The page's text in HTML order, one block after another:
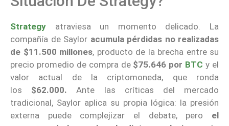
Strategy
atraviesa un momento delicado. La
compañía de Saylor acumula pérdidas no realizadas
de $11.500 millones, producto de la brecha entre su
precio promedio de compra de$75.646 por BTC y el
valor actual de la criptomoneda, que ronda
los $62.000. Ante las críticas del mercado
tradicional, Saylor aplica su propia lógica: la presión
externa puede complejizar el debate, pero el